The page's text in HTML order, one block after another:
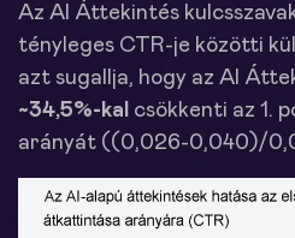
Az AI Áttekintés
tényleges CTR-je közötti
azt sugallja, hogy az AI
~34,5%-kal csökkenti az 1.
arányát ((0,026-0,040)/